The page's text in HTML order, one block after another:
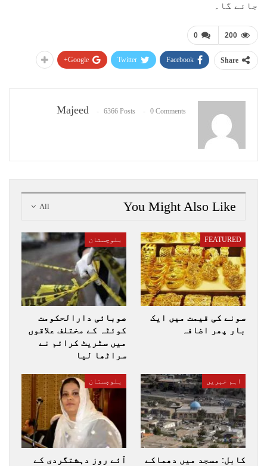
جائے گا۔
0 200
Share
Facebook
Twitter
Google+
Majeed 6366 Posts 0 Comments
All You Might Also Like
FEATURED
سونے کی قیمت میں ایک
بار پھر اضافہ
بلوچستان
صوبائی دارالحکومت
کوئٹہ کے مختلف علاقوں
میں سٹریٹ کرائم نے
سراٹھا لیا
اہم خبریں
کابل: مسجد میں دھماکے
بلوچستان
آئے روز دہشتگردی کے